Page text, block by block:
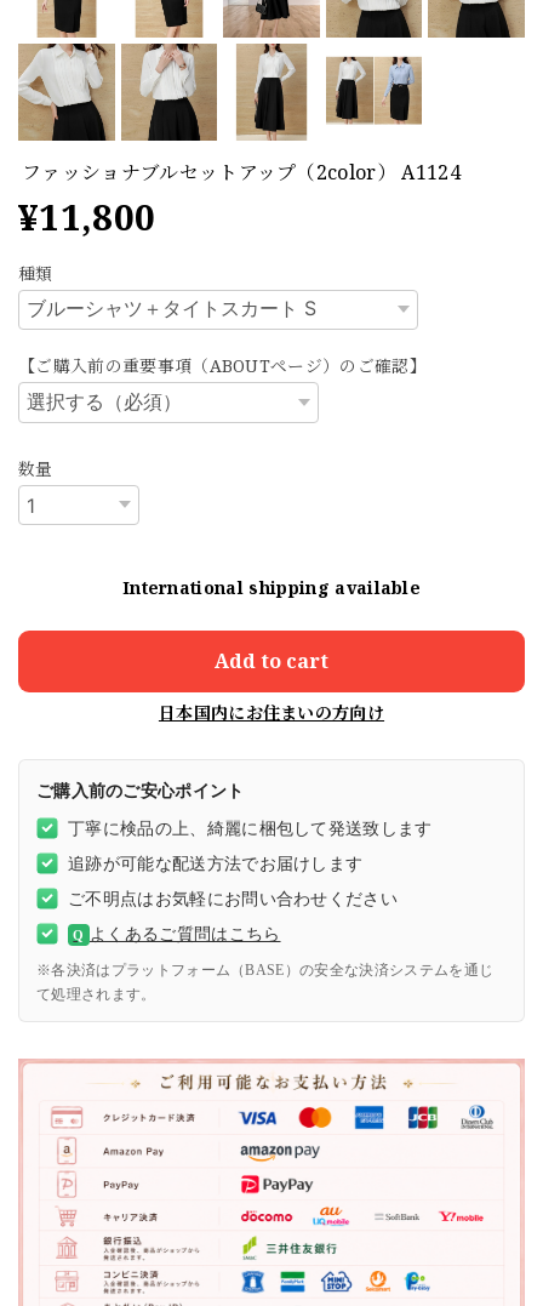
ファッショナブルセットアップ（2color） A1124
¥11,800
種類
【ご購入前の重要事項（ABOUTページ）のご確認】
数量
International shipping available
Add to cart
日本国内にお住まいの方向け
ご購入前のご安心ポイント
丁寧に検品の上、綺麗に梱包して発送致します
追跡が可能な配送方法でお届けします
ご不明点はお気軽にお問い合わせください
Q よくあるご質問はこちら
※各決済はプラットフォーム（BASE）の安全な決済システムを通じ
て処理されます。